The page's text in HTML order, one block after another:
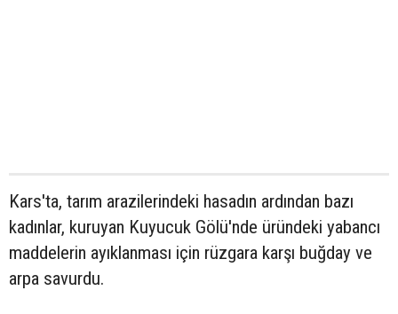
Kars'ta, tarım arazilerindeki hasadın ardından bazı
kadınlar, kuruyan Kuyucuk Gölü'nde üründeki yabancı
maddelerin ayıklanması için rüzgara karşı buğday ve
arpa savurdu.